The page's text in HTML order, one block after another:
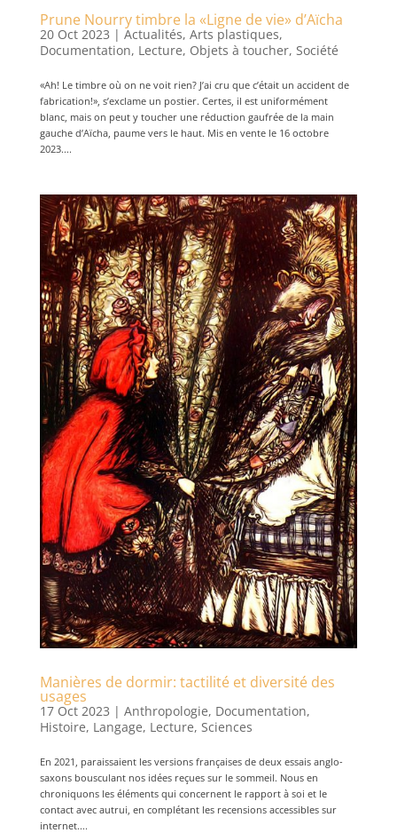
Prune Nourry timbre la «Ligne de vie» d’Aïcha
20 Oct 2023 | Actualités, Arts plastiques,
Documentation, Lecture, Objets à toucher, Société
«Ah! Le timbre où on ne voit rien? J’ai cru que c’était un accident de
fabrication!», s’exclame un postier. Certes, il est uniformément
blanc, mais on peut y toucher une réduction gaufrée de la main
gauche d’Aïcha, paume vers le haut. Mis en vente le 16 octobre
2023....
Manières de dormir: tactilité et diversité des
usages
17 Oct 2023 | Anthropologie, Documentation,
Histoire, Langage, Lecture, Sciences
En 2021, paraissaient les versions françaises de deux essais anglo-
saxons bousculant nos idées reçues sur le sommeil. Nous en
chroniquons les éléments qui concernent le rapport à soi et le
contact avec autrui, en complétant les recensions accessibles sur
internet....